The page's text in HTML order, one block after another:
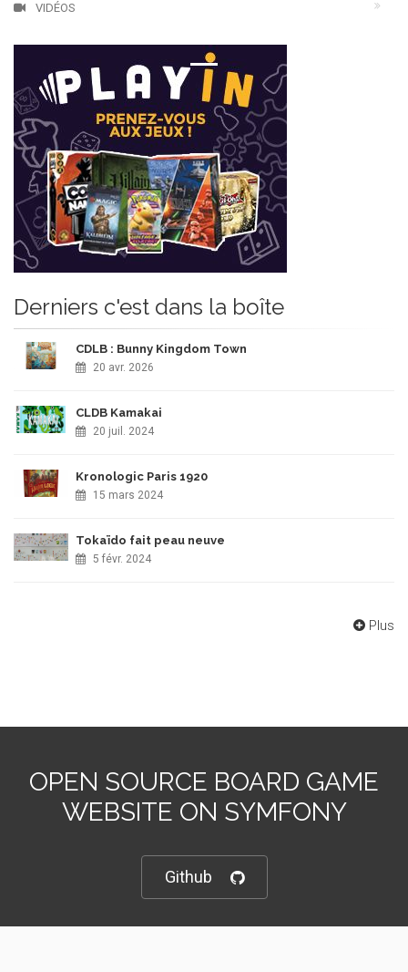
VIDÉOS
Derniers c'est dans la boîte
CDLB : Bunny Kingdom Town
20 avr. 2026
CLDB Kamakai
20 juil. 2024
Kronologic Paris 1920
15 mars 2024
Tokaïdo fait peau neuve
5 févr. 2024
Plus
OPEN SOURCE BOARD GAME
WEBSITE ON SYMFONY
Github